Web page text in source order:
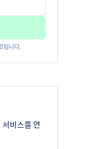
입니다.
비스를 연